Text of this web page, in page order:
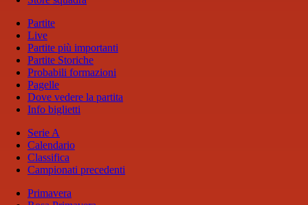
Partite
Live
Partite più importanti
Partite Storiche
Probabili formazioni
Pagelle
Dove vedere la partita
Info biglietti
Serie A
Calendario
Classifica
Campionati precedenti
Primavera